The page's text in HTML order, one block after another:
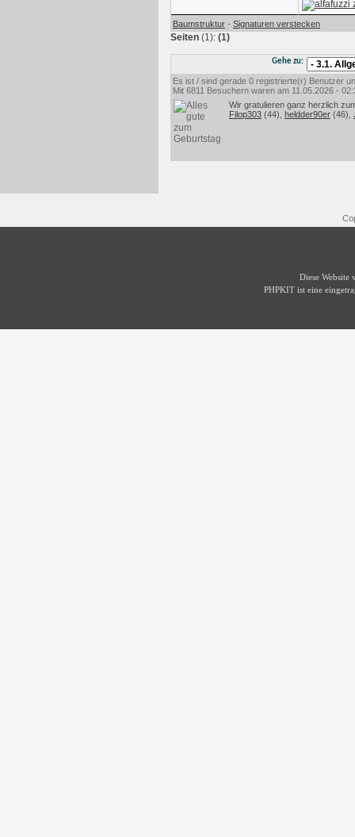
Baumstruktur - Signaturen verstecken
Seiten (1): (1)
Gehe zu:
Es ist / sind gerade 0 registrierte(r) Benutzer
Mit 6811 Besuchern waren am 11.05.2026 -
Wir gratulieren ganz herzlich
Filop303 (44), heldder90er (46),
Diese Website
PHPKIT ist eine